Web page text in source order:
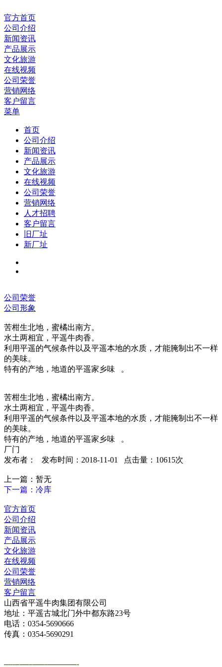
官方首页
公司介绍
新闻资讯
产品展示
文化旅游
在线视频
公司荣誉
营销网络
客户留言
菜单
首页
公司介绍
新闻资讯
产品展示
文化旅游
在线视频
公司荣誉
营销网络
人才招聘
客户留言
旧厂址
新厂址
公司荣誉
公司形象
苦柑生北地，蜜橘出南方。
水土两相宜，平遥牛肉香。
利用平遥的气候条件以及平遥本地的水质，才能腌制出不一样
的美味。
特有的产地，地道的平遥家乡味 。
苦柑生北地，蜜橘出南方。
水土两相宜，平遥牛肉香。
利用平遥的气候条件以及平遥本地的水质，才能腌制出不一样
的美味。
特有的产地，地道的平遥家乡味 。
厂门
发布者： 发布时间：2018-11-01 点击量：10615次
上一篇：暂无
下一篇：冷库
官方首页
公司介绍
新闻资讯
产品展示
文化旅游
在线视频
公司荣誉
营销网络
客户留言
山西省平遥牛肉集团有限公司
地址：平遥古城北门外中都东路23号
电话：0354-5690666
传真：0354-5690291